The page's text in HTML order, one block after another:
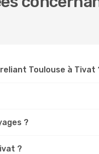
Toulouse à Tivat
?
?